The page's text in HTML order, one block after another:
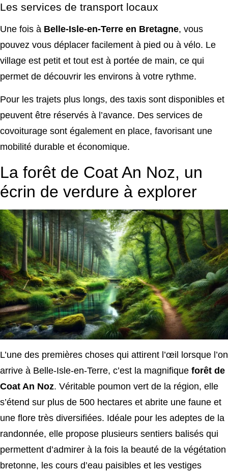
Les services de transport locaux
Une fois à Belle-Isle-en-Terre en Bretagne, vous
pouvez vous déplacer facilement à pied ou à vélo. Le
village est petit et tout est à portée de main, ce qui
permet de découvrir les environs à votre rythme.
Pour les trajets plus longs, des taxis sont disponibles et
peuvent être réservés à l’avance. Des services de
covoiturage sont également en place, favorisant une
mobilité durable et économique.
La forêt de Coat An Noz, un
écrin de verdure à explorer
L’une des premières choses qui attirent l’œil lorsque l’on
arrive à Belle-Isle-en-Terre, c’est la magnifique forêt de
Coat An Noz. Véritable poumon vert de la région, elle
s’étend sur plus de 500 hectares et abrite une faune et
une flore très diversifiées. Idéale pour les adeptes de la
randonnée, elle propose plusieurs sentiers balisés qui
permettent d’admirer à la fois la beauté de la végétation
bretonne, les cours d’eau paisibles et les vestiges